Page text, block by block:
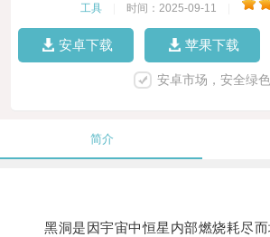
工具 时间：2025-09-11
安卓下载 苹果下载
安卓市场，安全绿色
简介
黑洞是因宇宙中恒星内部燃烧耗尽而